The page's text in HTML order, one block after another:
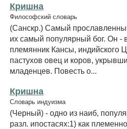
Кришна
Философский словарь
(Санскр.) Самый
их самый популярный бог. Он -
племянник Кансы, индийского
пастухов овец и коров,
младенцев. Повесть о...
Кришна
Словарь индуизма
(Черный) - одно из наиб,
разл. ипостасях:1) как